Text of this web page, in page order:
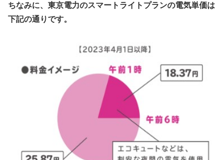
ちなみに、東京電力のスマートライトプランの電気単価は
下記の通りです。